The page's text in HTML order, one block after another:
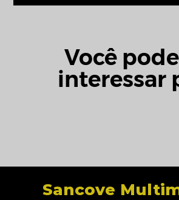
Você
interessar
Sancove